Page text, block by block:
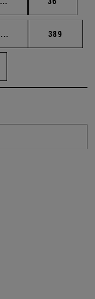
... Páginas intermedias
Página
389